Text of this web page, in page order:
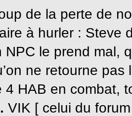
de la perte de
à hurler : Steve
NPC le prend mal,
ne retourne pas
4 HAB en combat,
VIK [ celui du